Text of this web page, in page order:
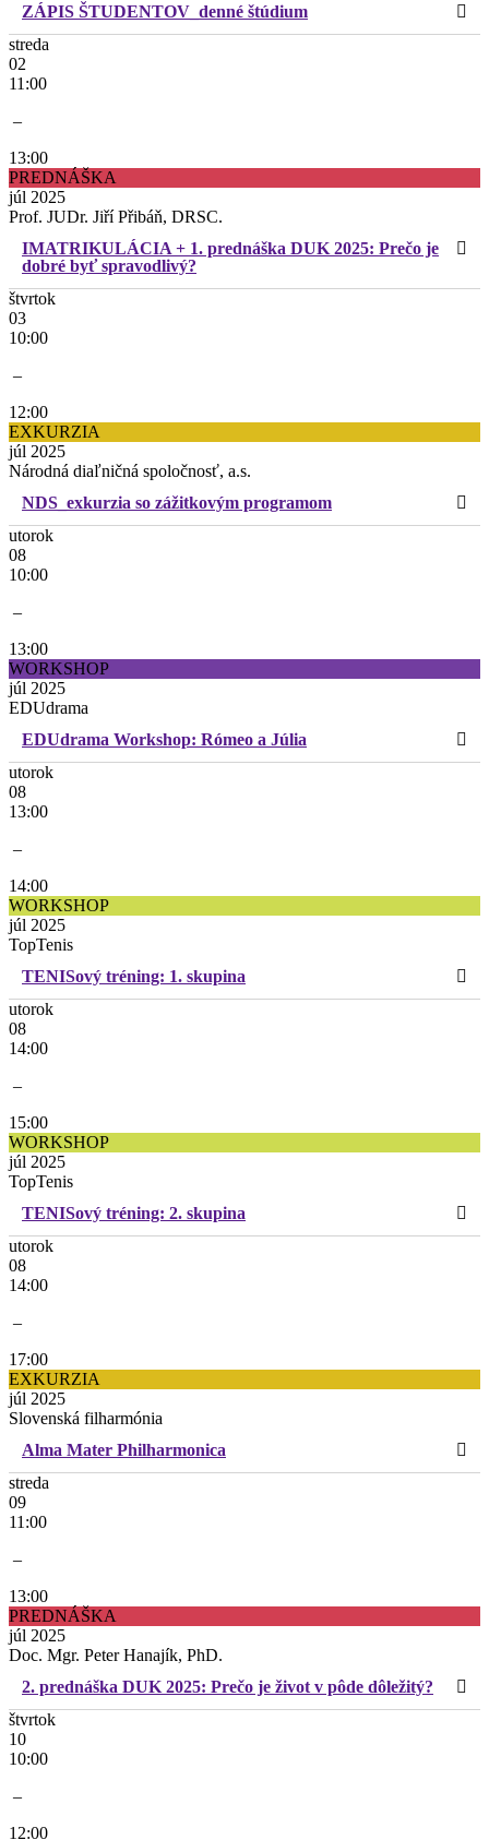
ZÁPIS ŠTUDENTOV_denné štúdium
streda
02
11:00
–
13:00
PREDNÁŠKA
júl 2025
Prof. JUDr. Jiří Přibáň, DRSC.
IMATRIKULÁCIA + 1. prednáška DUK 2025: Prečo je
dobré byť spravodlivý?
štvrtok
03
10:00
–
12:00
EXKURZIA
júl 2025
Národná diaľničná spoločnosť, a.s.
NDS_exkurzia so zážitkovým programom
utorok
08
10:00
–
13:00
WORKSHOP
júl 2025
EDUdrama
EDUdrama Workshop: Rómeo a Júlia
utorok
08
13:00
–
14:00
WORKSHOP
júl 2025
TopTenis
TENISový tréning: 1. skupina
utorok
08
14:00
–
15:00
WORKSHOP
júl 2025
TopTenis
TENISový tréning: 2. skupina
utorok
08
14:00
–
17:00
EXKURZIA
júl 2025
Slovenská filharmónia
Alma Mater Philharmonica
streda
09
11:00
–
13:00
PREDNÁŠKA
júl 2025
Doc. Mgr. Peter Hanajík, PhD.
2. prednáška DUK 2025: Prečo je život v pôde dôležitý?
štvrtok
10
10:00
–
12:00